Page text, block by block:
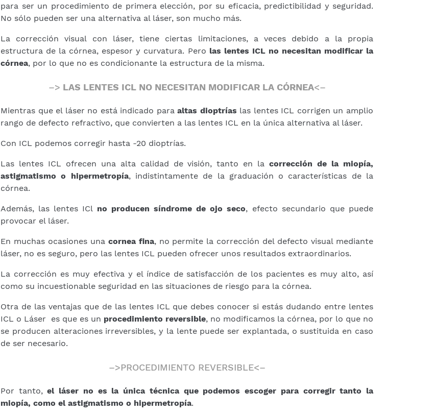
para ser un procedimiento de primera elección, por su eficacia, predictibilidad y seguridad.
No sólo pueden ser una alternativa al láser, son mucho más.
La corrección visual con láser, tiene ciertas limitaciones, a veces debido a la propia
estructura de la córnea, espesor y curvatura. Pero las lentes ICL no necesitan modificar la
córnea, por lo que no es condicionante la estructura de la misma.
–> LAS LENTES ICL NO NECESITAN MODIFICAR LA CÓRNEA<–
Mientras que el láser no está indicado paraaltas dioptrías las lentes ICL corrigen un amplio
rango de defecto refractivo, que convierten a las lentes ICL en la única alternativa al láser.
Con ICL podemos corregir hasta -20 dioptrías.
Las lentes ICL ofrecen una alta calidad de visión, tanto en lacorrección de la miopía,
astigmatismo o hipermetropía, indistintamente de la graduación o características de la
córnea.
Además, las lentes ICl no producen síndrome de ojo seco, efecto secundario que puede
provocar el láser.
En muchas ocasiones una cornea fina, no permite la corrección del defecto visual mediante
láser, no es seguro, pero las lentes ICL pueden ofrecer unos resultados extraordinarios.
La corrección es muy efectiva y el índice de satisfacción de los pacientes es muy alto, así
como su incuestionable seguridad en las situaciones de riesgo para la córnea.
Otra de las ventajas que de las lentes ICL que debes conocer si estás dudando entre lentes
ICL o Láser es que es un procedimiento reversible, no modificamos la córnea, por lo que no
se producen alteraciones irreversibles, y la lente puede ser explantada, o sustituida en caso
de ser necesario.
–>PROCEDIMIENTO REVERSIBLE<–
Por tanto,el láser no es la única técnica que podemos escoger para corregir tanto la
miopía, como el astigmatismo o hipermetropía.